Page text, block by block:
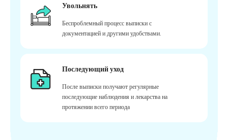
Увольнять
Беспроблемный процесс выписки с
документацией и другими удобствами.
Последующий уход
После выписки получают регулярные
последующие наблюдения и лекарства на
протяжении всего периода